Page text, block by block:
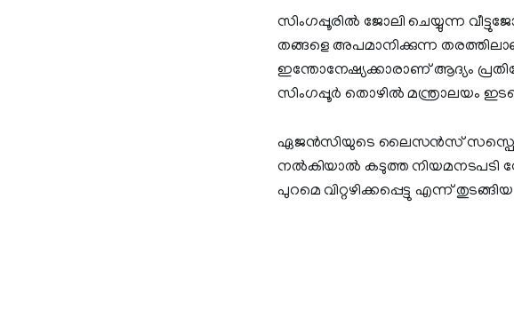
സിംഗപ്പൂരില്‍ ജോലി ചെയ്യുന്ന
തങ്ങളെ അപമാനിക്കുന്ന
ഇന്തോനേഷ്യക്കാരാണ് ആദ്യം
സിംഗപ്പൂര്‍ തൊഴില്‍ മന്ത്രാലയം
ഏജന്‍സിയുടെ ലൈസന്‍സ് സസ്പെന്‍ഡ്
നല്‍കിയാല്‍ കടുത്ത നിയമനടപടി
പുറമെ വിറ്റഴിക്കപ്പെട്ടു എന്ന്